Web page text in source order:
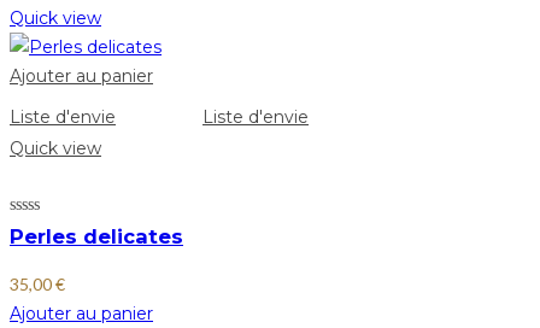
Quick view
Ajouter au panier
Liste d'envie
Liste d'envie
Quick view
Perles delicates
35,00€
Ajouter au panier